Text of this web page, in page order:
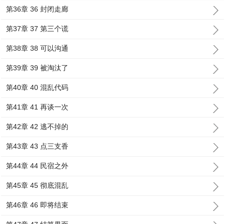
第36章 36 封闭走廊
第37章 37 第三个谎
第38章 38 可以沟通
第39章 39 被淘汰了
第40章 40 混乱代码
第41章 41 再谈一次
第42章 42 逃不掉的
第43章 43 点三支香
第44章 44 民宿之外
第45章 45 彻底混乱
第46章 46 即将结束